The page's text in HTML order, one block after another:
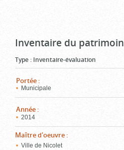
Inventaire du
Type : Inventaire-évaluation
Portée :
Municipale
Année :
2014
Maître d'oeuvre :
Ville de Nicolet